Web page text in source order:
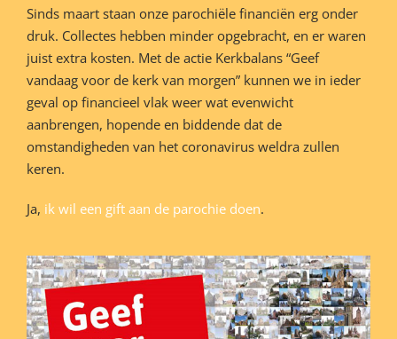
Sinds maart staan onze parochiële financiën erg onder
druk. Collectes hebben minder opgebracht, en er waren
juist extra kosten. Met de actie Kerkbalans “Geef
vandaag voor de kerk van morgen” kunnen we in ieder
geval op financieel vlak weer wat evenwicht
aanbrengen, hopende en biddende dat de
omstandigheden van het coronavirus weldra zullen
keren.
Ja, ik wil een gift aan de parochie doen.